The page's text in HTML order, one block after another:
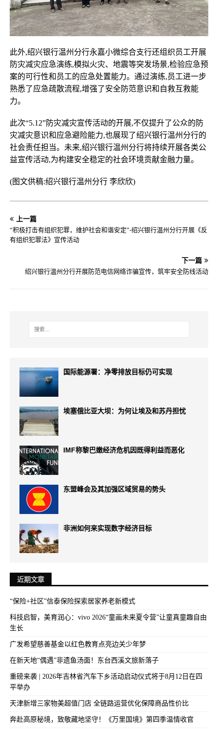
此外,绍兴银行温州分行永嘉小微综合支行还组织员工开展
防灾减灾应急演练,模拟火灾、地震等突发场景,检验应急预
案的可行性和员工的应急处置能力。通过演练,员工进一步
熟悉了应急疏散流程,增强了安全防范意识和自救互救能
力。
此次“5.12”防灾减灾宣传活动的开展,不仅提升了公众的防
灾减灾意识和应急避险能力,也展现了绍兴银行温州分行的
社会责任担当。未来,绍兴银行温州分行将持续开展各类公
益宣传活动,为构建安全稳定的社会环境贡献金融力量。
(图文供稿:绍兴银行温州分行 李欣欣)
上一篇
“积极打击有组织犯罪，维护社会和谐安定”-绍兴银行温州分行开展《反
有组织犯罪法》宣传活动
下一篇
绍兴银行温州分行开展防范电信网络诈骗宣传，筑牢安全防线活动
国际能源署：净零排放目标仍可实现
埃塞俄比亚大坝：为何让埃及和苏丹担忧
IMF称黎巴嫩经济危机因既得利益而恶化
东盟峰会及其加强区域贸易的势头
非洲如何来实现数字经济目标
近期文章
“保险+社区”信泰保险探索居家养老新模式
科技启智，美育润心：vivo 2026“童画未来夏令营”让童真童趣自由
生长
广发希望慈善基金以红色教育点亮边关少年梦
在新天地“偶遇”非遗鱼汤面！东台西溪文旅新落子
重磅来袭 | 2026年吉林省汽车下乡活动启动仪式将于8月12日在四
平举办
天津新增三家物美超值门店 全链路运营优化保障商品性价比
奔赴高原秘境，致敬藏地坚守！《万里国境》第四季温情收官